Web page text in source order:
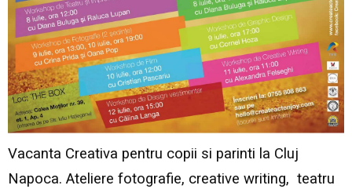
Vacanta Creativa pentru copii si parinti la Cluj
Napoca. Ateliere fotografie, creative writing, teatru